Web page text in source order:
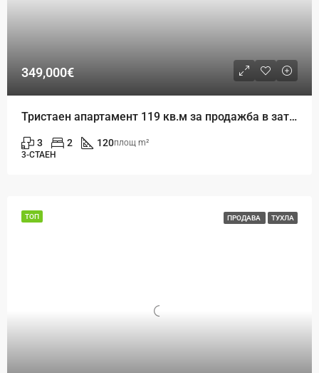
349,000€
Тристаен апартамент 119 кв.м за продажба в затворен комплекс, Св. Св. Константин и Елена, Варна
3 2 120площ m²
3-СТАЕН
ТОП ПРОДАВА ТУХЛА